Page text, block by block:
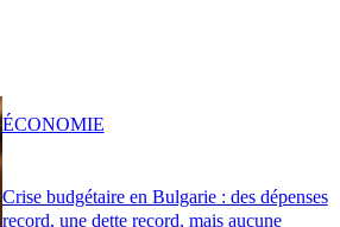
Crise budgétaire en Bulgarie : des dépenses
record, une dette record, mais aucune
ÉCONOMIE